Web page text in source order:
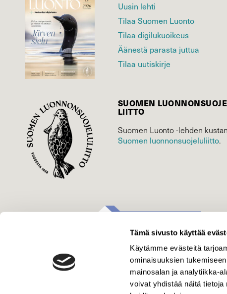
Tämä sivusto käyttää
Käytämme evästeitä
ominaisuuksien
mainosalan ja analytiikka-
voivat yhdistää näitä
Uusin lehti
Tilaa Suomen Luonto
Tilaa digilukuoikeus
Äänestä parasta juttua
Tilaa uutiskirje
SUOMEN
LIITTO
Suomen Luonto -lehden
Suomen luonnonsuojelu­liitto.